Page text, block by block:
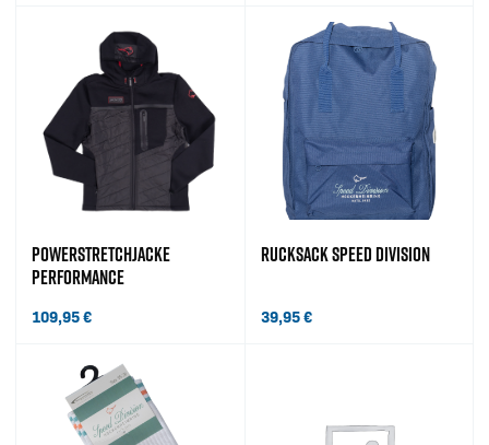
POWERSTRETCHJACKE
PERFORMANCE
109,95€
RUCKSACK SPEED DIVISION
39,95€